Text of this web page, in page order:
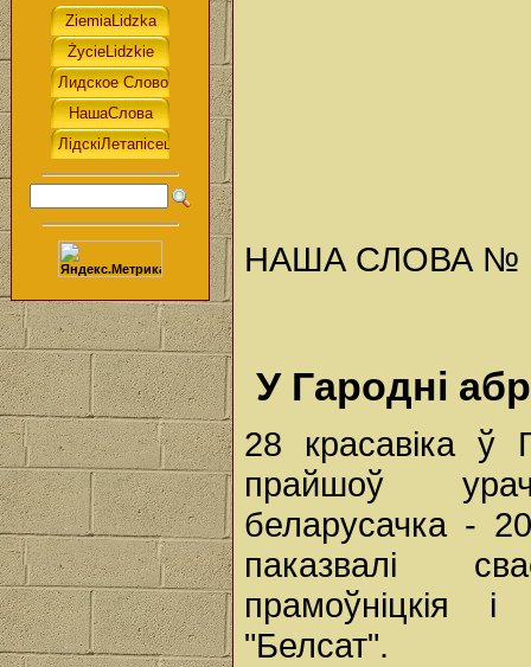
НАША СЛОВА №
У Гародні
28 красавіка ў
прайшоў
беларусачка -
паказвалі
прамоўніцкія
"Белсат".